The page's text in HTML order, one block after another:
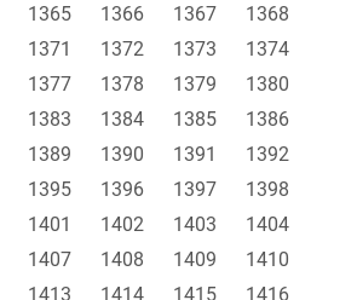
1365 1366 1367
1368
1371 1372 1373
1374
1377 1378 1379
1380
1383 1384 1385
1386
1389 1390 1391
1392
1395 1396 1397
1398
1401 1402 1403
1404
1407 1408 1409
1410
1413 1414 1415
1416